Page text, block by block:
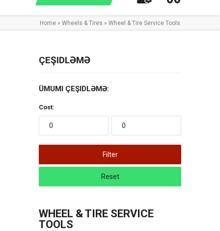
Home » Wheels & Tires » Wheel & Tire Service Tools
ÇEŞIDLƏMƏ
ÜMUMI ÇEŞIDLƏMƏ:
Cost:
Filter
Reset
WHEEL & TIRE SERVICE
TOOLS